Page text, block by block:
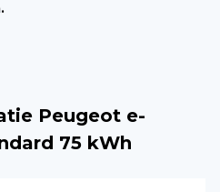
Peugeot e-
75 kWh